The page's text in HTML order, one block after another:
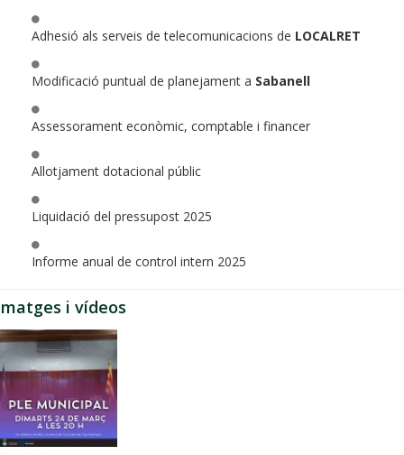
Adhesió als serveis de telecomunicacions de LOCALRET
Modificació puntual de planejament a Sabanell
Assessorament econòmic, comptable i financer
Allotjament dotacional públic
Liquidació del pressupost 2025
Informe anual de control intern 2025
i vídeos